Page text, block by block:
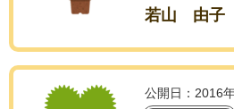
若山 由子
公開日：2016